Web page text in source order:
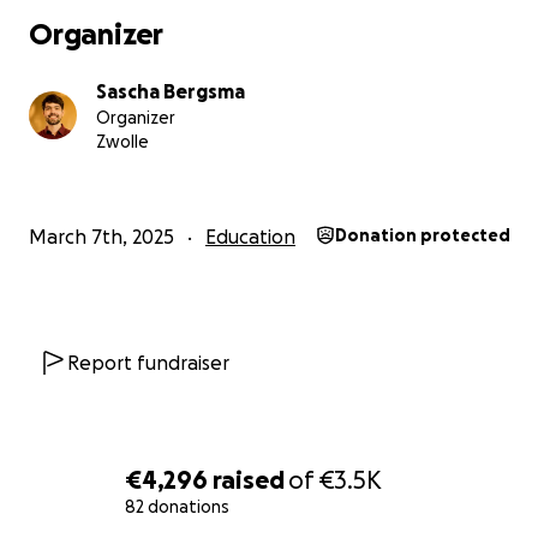
€4,296 raisedof€3.5K
82 donations
Organizer
Sascha Bergsma
Organizer
Zwolle
March 7th, 2025 Education Donation protected
Report fundraiser